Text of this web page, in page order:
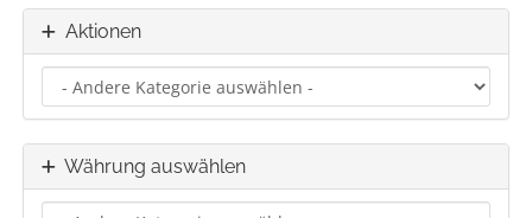
Aktionen
Währung auswählen